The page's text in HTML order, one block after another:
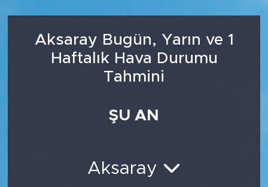
Aksaray Bugün, Yarın ve 1
Haftalık Hava Durumu
Tahmini
ŞU AN
Aksaray
Haber Arşivi